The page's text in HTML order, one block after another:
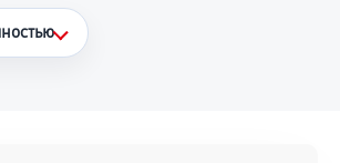
гарантийным случаем